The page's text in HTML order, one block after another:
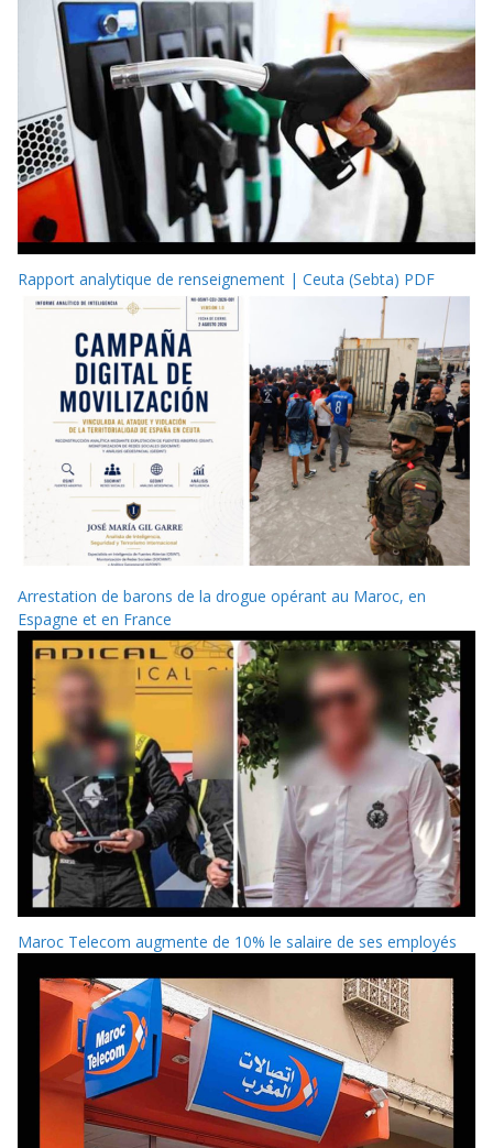
Rapport analytique de renseignement | Ceuta (Sebta) PDF
Arrestation de barons de la drogue opérant au Maroc, en
Espagne et en France
Maroc Telecom augmente de 10% le salaire de ses employés